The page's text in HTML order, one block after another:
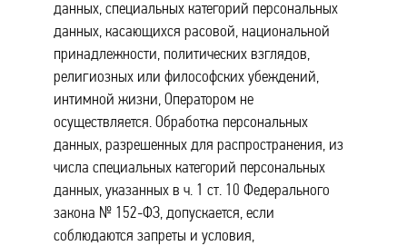
данных, специальных категорий персональных
данных, касающихся расовой, национальной
принадлежности, политических взглядов,
религиозных или философских убеждений,
интимной жизни, Оператором не
осуществляется. Обработка персональных
данных, разрешенных для распространения, из
числа специальных категорий персональных
данных, указанных в ч. 1 ст. 10 Федерального
закона № 152-ФЗ, допускается, если
соблюдаются запреты и условия,